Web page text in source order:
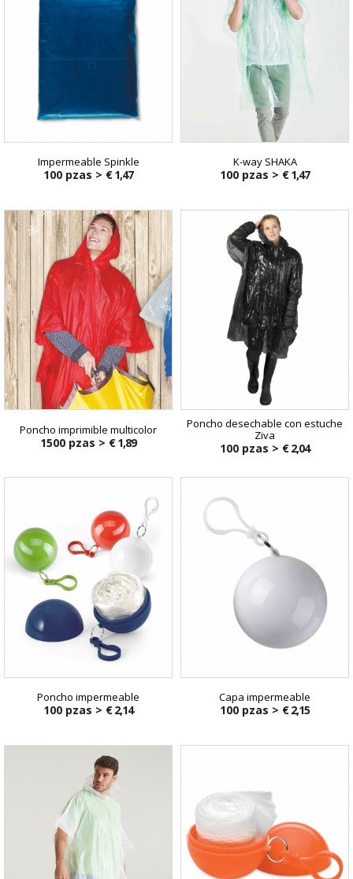
Impermeable Spinkle
100 pzas > € 1,47
K-way SHAKA
100 pzas > € 1,47
Poncho imprimible multicolor
1500 pzas > € 1,89
Poncho desechable con estuche
Ziva
100 pzas > € 2,04
Poncho impermeable
100 pzas > € 2,14
Capa impermeable
100 pzas > € 2,15